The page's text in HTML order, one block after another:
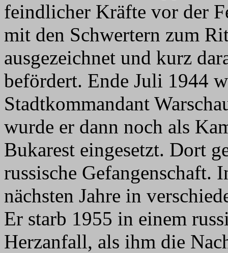
feindlicher Kräfte vor der
mit den Schwertern zum
ausgezeichnet und kurz
befördert. Ende Juli 1944
Stadtkommandant
wurde er dann noch als
Bukarest eingesetzt. Dort
russische Gefangenschaft.
nächsten Jahre in
Er starb 1955 in einem
Herzanfall, als ihm die